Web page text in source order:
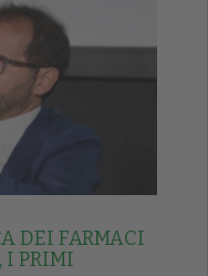
DEI FARMACI
I PRIMI